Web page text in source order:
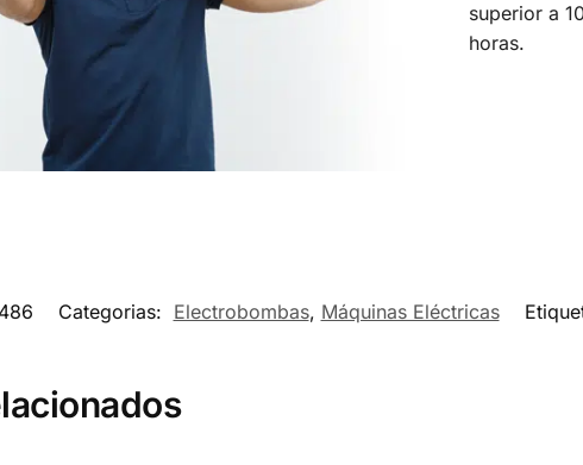
superior a
horas.
Categorias: Electrobombas, Máquinas Eléctricas